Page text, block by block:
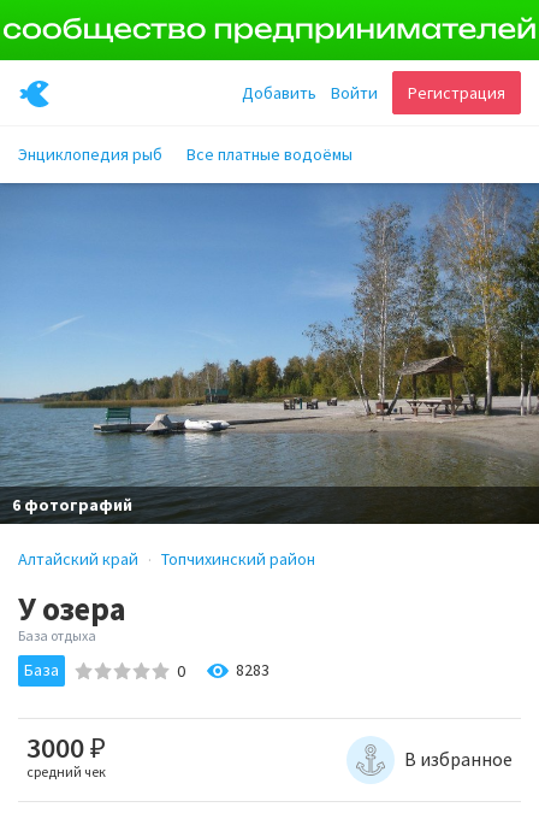
Регистрация
Войти
Добавить
Энциклопедия рыб Все платные водоёмы
6 фотографий
Алтайский край Топчихинский район
У озера
База отдыха
База 0 8283
3000₽
средний чек
В избранное